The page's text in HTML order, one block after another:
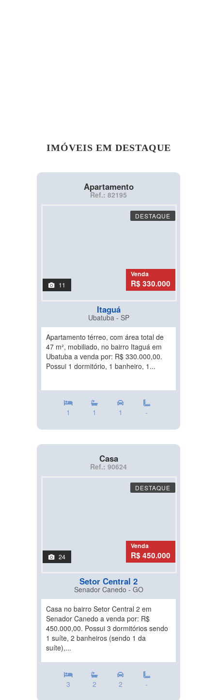
IMÓVEIS EM DESTAQUE
Apartamento
Ref.: 82195
DESTAQUE
11
Venda
R$ 330.000
Itaguá
Ubatuba - SP
Apartamento térreo, com área total de
47 m², mobiliado, no bairro Itaguá em
Ubatuba a venda por: R$ 330.000,00.
Possui 1 dormitório, 1 banheiro, 1...
1 1 1 -
Casa
Ref.: 90624
DESTAQUE
24
Venda
R$ 450.000
Setor Central 2
Senador Canedo - GO
Casa no bairro Setor Central 2 em
Senador Canedo a venda por: R$
450.000,00. Possui 3 dormitórios sendo
1 suíte, 2 banheiros (sendo 1 da
suíte),...
3 2 2 -